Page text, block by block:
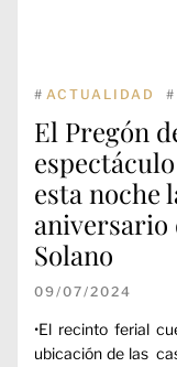
# ACTUALIDAD #
El Pregón
esta noche
aniversario
Solano
09/07/2024
•El recinto ferial
ubicación de las